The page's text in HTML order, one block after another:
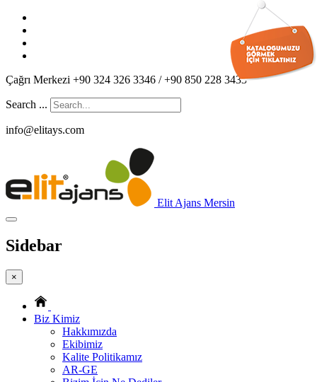
Çağrı Merkezi +90 324 326 3346 / +90 850 228 3433
Search ...
info@elitays.com
Elit Ajans Mersin
Sidebar
×
Biz Kimiz
Hakkımızda
Ekibimiz
Kalite Politikamız
AR-GE